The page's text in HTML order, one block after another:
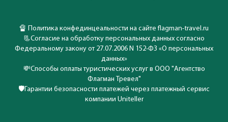
🔏 Политика конфединцеальности на сайте flagman-travel.ru
📃Согласие на обработку персональных данных согласно
Федеральному закону от 27.07.2006 N 152-ФЗ «О персональных
данных»
💸Способы оплаты туристических услуг в ООО "Агентство
Флагман Тревел"
🛡️ Гарантии безопасности платежей через платежный сервис
компании Uniteller